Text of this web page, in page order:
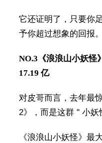
它还证明了，只要你
予你超过想象的回报。
NO.3 《浪浪山小妖怪
17.19 亿
对皮哥而言，去年最
2》，而是这群 " 小妖
《浪浪山小妖怪》最